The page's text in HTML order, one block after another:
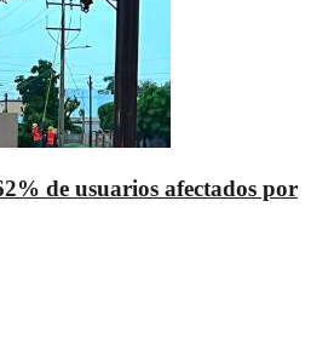
de usuarios afectados por